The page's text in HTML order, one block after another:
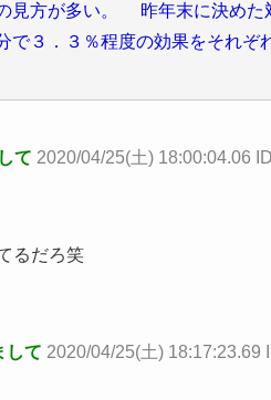
見方が多い。 昨年末に決めた
で３．３％程度の効果をそれ
て 2020/04/25(土) 18:00:04.06
るだろ笑
して 2020/04/25(土) 18:17:23.69